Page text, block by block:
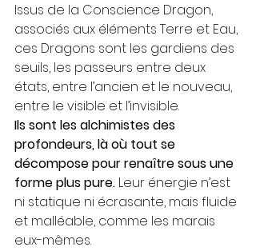
Issus de la Conscience Dragon,
associés aux éléments Terre et Eau,
ces Dragons sont les gardiens des
seuils, les passeurs entre deux
états, entre l’ancien et le nouveau,
entre le visible et l’invisible.
Ils sont les alchimistes des
profondeurs, là où tout se
décompose pour renaître sous une
forme plus pure. Leur énergie n’est
ni statique ni écrasante, mais fluide
et malléable, comme les marais
eux-mêmes.